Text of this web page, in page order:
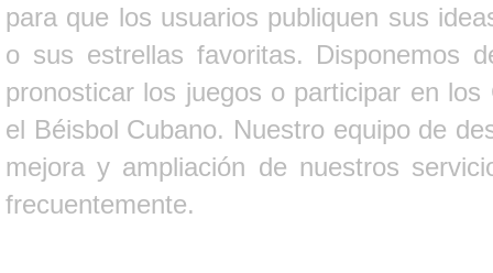
para que los usuarios publiquen sus
o sus estrellas favoritas. Disponemos
pronosticar los juegos o participar en
el Béisbol Cubano. Nuestro equipo de
mejora y ampliación de nuestros
frecuentemente.